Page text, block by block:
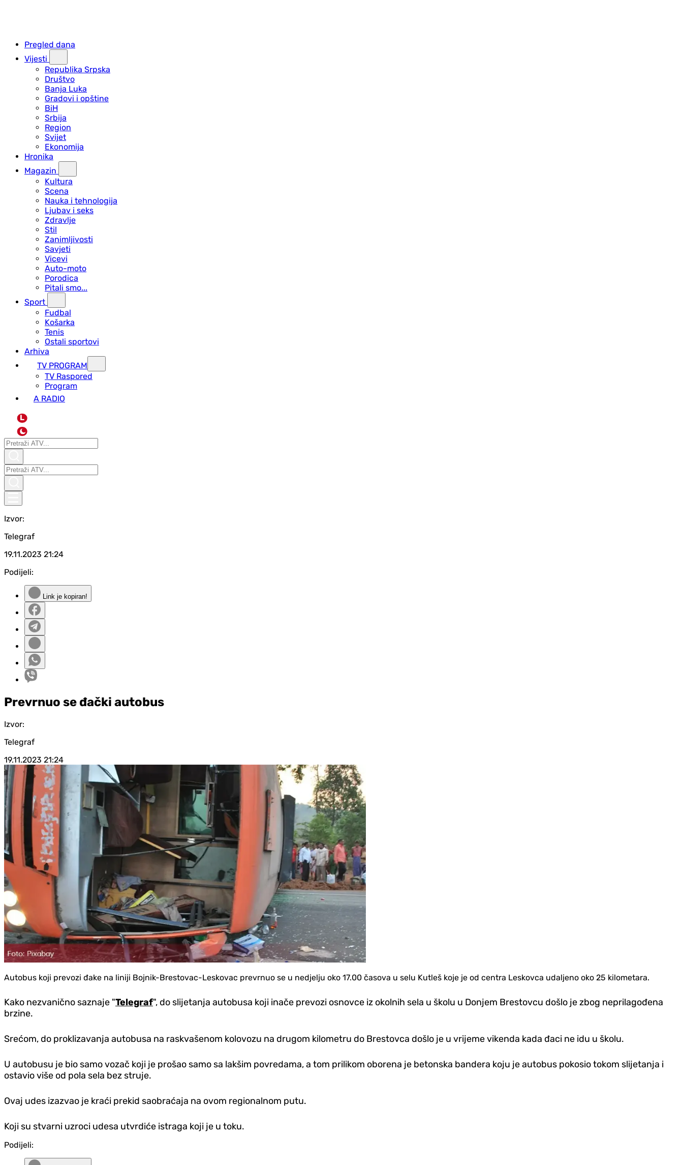
Pregled dana
Vijesti
Republika Srpska
Društvo
Banja Luka
Gradovi i opštine
BiH
Srbija
Region
Svijet
Ekonomija
Hronika
Magazin
Kultura
Scena
Nauka i tehnologija
Ljubav i seks
Zdravlje
Stil
Zanimljivosti
Savjeti
Vicevi
Auto-moto
Porodica
Pitali smo...
Sport
Fudbal
Košarka
Tenis
Ostali sportovi
Arhiva
TV PROGRAM
ТV Raspored
Program
A RADIO
L
Izvor:
Telegraf
19.11.2023 21:24
Podijeli:
Link je kopiran!
Prevrnuo se đački autobus
Izvor:
Telegraf
19.11.2023 21:24
Autobus koji prevozi đake na liniji Bojnik-Brestovac-Leskovac prevrnuo se u nedjelju oko 17.00 časova u selu Kutleš koje je od centra Leskovca udaljeno oko 25 kilometara.
Kako nezvanično saznaje "Telegraf", do slijetanja autobusa koji inače prevozi osnovce iz okolnih sela u školu u Donjem Brestovcu došlo je zbog neprilagođena
brzine.
Srećom, do proklizavanja autobusa na raskvašenom kolovozu na drugom kilometru do Brestovca došlo je u vrijeme vikenda kada đaci ne idu u školu.
U autobusu je bio samo vozač koji je prošao samo sa lakšim povredama, a tom prilikom oborena je betonska bandera koju je autobus pokosio tokom slijetanja i
ostavio više od pola sela bez struje.
Ovaj udes izazvao je kraći prekid saobraćaja na ovom regionalnom putu.
Koji su stvarni uzroci udesa utvrdiće istraga koji je u toku.
Podijeli: